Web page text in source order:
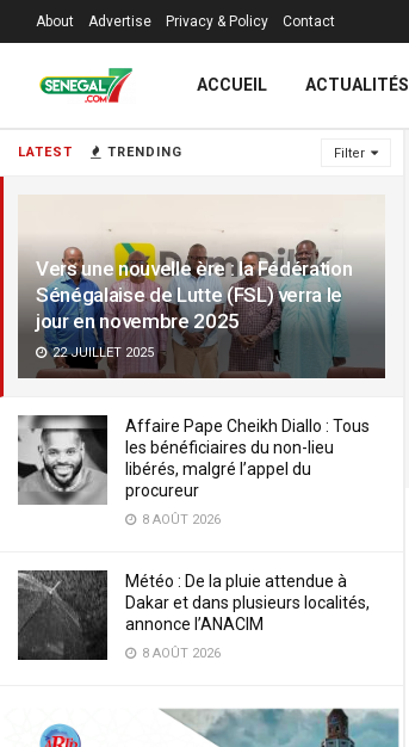
LATEST TRENDING Filter
Vers une nouvelle ère : la Fédération
Sénégalaise de Lutte (FSL) verra le
jour en novembre 2025
22 JUILLET 2025
Affaire Pape Cheikh Diallo : Tous
les bénéficiaires du non-lieu
libérés, malgré l’appel du
procureur
8 AOÛT 2026
Météo : De la pluie attendue à
Dakar et dans plusieurs localités,
annonce l’ANACIM
8 AOÛT 2026
About Advertise Privacy & Policy Contact
ACCUEIL ACTUALITÉS